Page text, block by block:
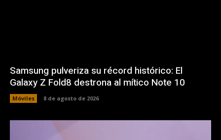
Samsung pulveriza su récord histórico: El
Galaxy Z Fold8 destrona al mítico Note 10
Móviles 8 de agosto de 2026